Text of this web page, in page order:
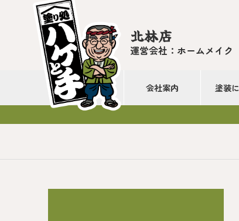
北林店
運営会社：ホームメイク
会社案内 塗装